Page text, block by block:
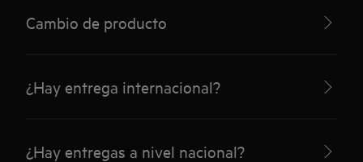
Cambio de producto
¿Hay entrega internacional?
¿Hay entregas a nivel nacional?